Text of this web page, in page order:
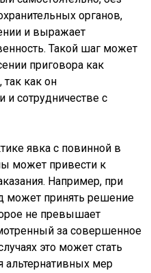
органов,
и выражает
Такой шаг может
приговора как
так как он
и сотрудничестве с
явка с повинной в
может привести к
Например, при
может принять решение
не превышает
за совершенное
это может стать
альтернативных мер